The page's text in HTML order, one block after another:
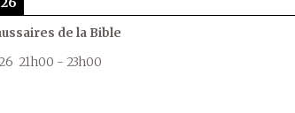
de la Bible
21h00 - 23h00